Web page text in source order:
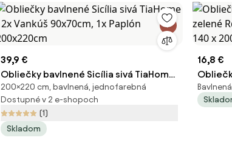
39,9 €
Obliečky bavlnené Sicília sivá TiaHome
- 2x Vankúš 90x70cm, 1x Paplón
200x220cm
200×220 cm, bavlnená, jednofarebná
Dostupné v 2 e-shopoch
(1)
Skladom
16,8 €
zelené
140 x